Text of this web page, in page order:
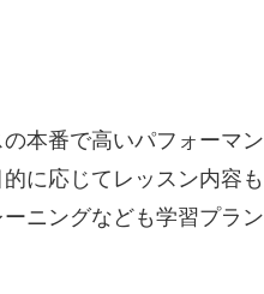
本番で高いパフォーマン
に応じてレッスン内容も
ニングなども学習プラン